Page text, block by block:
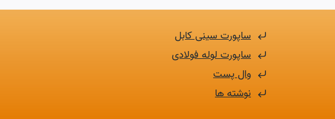
ساپورت سینی کابل
ساپورت لوله فولادی
وال پست
نوشته ها